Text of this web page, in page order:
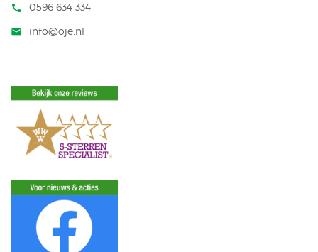
call 0596 634 334
mail info@oje.nl